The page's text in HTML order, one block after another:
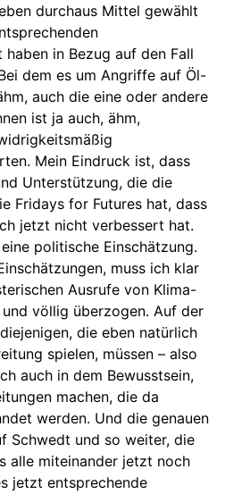
durchaus Mittel gewählt
in Bezug auf den Fall
dem es um Angriffe auf Öl-
auch die eine oder andere
ist ja auch, ähm,
Mein Eindruck ist, dass
Unterstützung, die die
Fridays for Futures hat, dass
jetzt nicht verbessert hat.
politische Einschätzung.
muss ich klar
Ausrufe von Klima-
völlig überzogen. Auf der
die eben natürlich
spielen, müssen – also
auch in dem Bewusstsein,
machen, die da
werden. Und die genauen
Schwedt und so weiter, die
alle miteinander jetzt noch
jetzt entsprechende